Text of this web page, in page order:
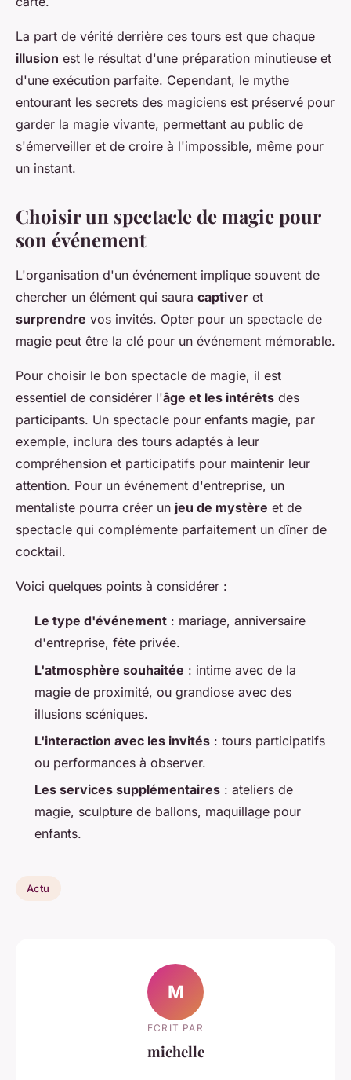
La part de vérité derrière ces tours est que chaque
illusion est le résultat d'une préparation minutieuse et
d'une exécution parfaite. Cependant, le mythe
entourant les secrets des magiciens est préservé pour
garder la magie vivante, permettant au public de
s'émerveiller et de croire à l'impossible, même pour
un instant.
Choisir un spectacle de magie pour
son événement
L'organisation d'un événement implique souvent de
chercher un élément qui saura captiver et
surprendre vos invités. Opter pour un spectacle de
magie peut être la clé pour un événement mémorable.
Pour choisir le bon spectacle de magie, il est
essentiel de considérer l'âge et les intérêts des
participants. Un spectacle pour enfants magie, par
exemple, inclura des tours adaptés à leur
compréhension et participatifs pour maintenir leur
attention. Pour un événement d'entreprise, un
mentaliste pourra créer un jeu de mystère et de
spectacle qui complémente parfaitement un dîner de
cocktail.
Voici quelques points à considérer :
Le type d'événement : mariage, anniversaire
d'entreprise, fête privée.
L'atmosphère souhaitée : intime avec de la
magie de proximité, ou grandiose avec des
illusions scéniques.
L'interaction avec les invités : tours participatifs
ou performances à observer.
Les services supplémentaires : ateliers de
magie, sculpture de ballons, maquillage pour
enfants.
Actu
M
ECRIT PAR
michelle